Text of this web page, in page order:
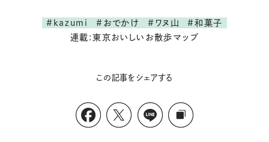
#kazumi #おでかけ #ワヌ山
#和菓子
連載:東京おいしいお散歩マップ
この記事をシェアする